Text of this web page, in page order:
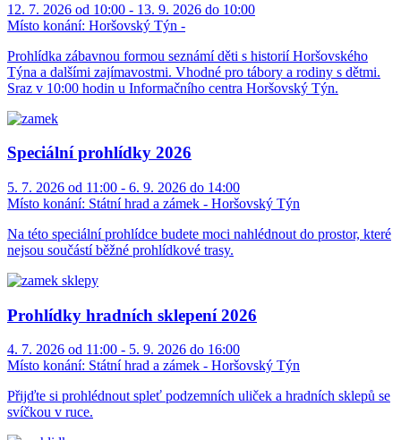
12. 7. 2026 od 10:00 - 13. 9. 2026 do 10:00
Místo konání: Horšovský Týn -
Prohlídka zábavnou formou seznámí děti s historií Horšovského
Týna a dalšími zajímavostmi. Vhodné pro tábory a rodiny s dětmi.
Sraz v 10:00 hodin u Informačního centra Horšovský Týn.
Speciální prohlídky 2026
5. 7. 2026 od 11:00 - 6. 9. 2026 do 14:00
Místo konání: Státní hrad a zámek - Horšovský Týn
Na této speciální prohlídce budete moci nahlédnout do prostor, které
nejsou součástí běžné prohlídkové trasy.
Prohlídky hradních sklepení 2026
4. 7. 2026 od 11:00 - 5. 9. 2026 do 16:00
Místo konání: Státní hrad a zámek - Horšovský Týn
Přijďte si prohlédnout spleť podzemních uliček a hradních sklepů se
svíčkou v ruce.